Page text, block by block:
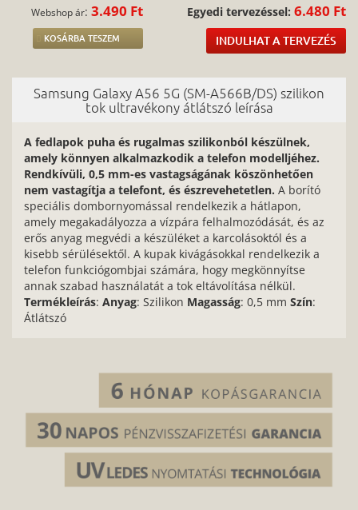
Webshop ár:3.490 Ft
KOSÁRBA TESZEM
Egyedi tervezéssel: 6.480 Ft
INDULHAT A TERVEZÉS
Samsung Galaxy A56 5G (SM-A566B/DS) szilikon
tok ultravékony átlátszó leírása
A fedlapok puha és rugalmas szilikonból készülnek,
amely könnyen alkalmazkodik a telefon modelljéhez.
Rendkívüli, 0,5 mm-es vastagságának köszönhetően
nem vastagítja a telefont, és észrevehetetlen. A borító
speciális dombornyomással rendelkezik a hátlapon,
amely megakadályozza a vízpára felhalmozódását, és az
erős anyag megvédi a készüléket a karcolásoktól és a
kisebb sérülésektől. A kupak kivágásokkal rendelkezik a
telefon funkciógombjai számára, hogy megkönnyítse
annak szabad használatát a tok eltávolítása nélkül.
Termékleírás: Anyag: Szilikon Magasság: 0,5 mm Szín:
Átlátszó